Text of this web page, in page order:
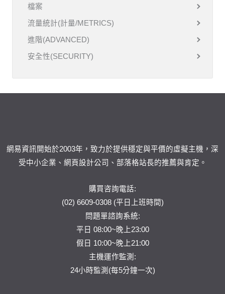
檔案
流量統計(計量/METRICS)
進階(ADVANCED)
安全性(SECURITY)
網易資訊開始於2003年，致力於提供穩定與平價的虛擬主機，深
受中小企業、網頁設計公司、部落格站長的推薦與肯定。
購買咨詢電話:
(02) 6609-0308 (平日上班時間)
問題單諮詢系統:
平日 08:00~晚上23:00
假日 10:00~晚上21:00
主機運作監測:
24小時監測(每5分鐘一次)